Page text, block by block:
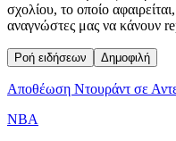
σχολίου, το οποίο
αναγνώστες μας να κάνουν
Ροή ειδήσεων Δημοφιλή
Αποθέωση Ντουράντ σε
NBA